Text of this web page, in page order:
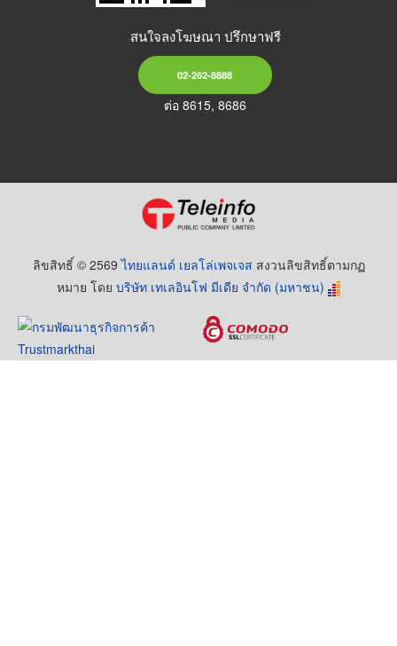
สนใจลงโฆษณา ปรึกษาฟรี
02-262-8888
ต่อ 8615, 8686
ลิขสิทธิ์ © 2569ไทยแลนด์ เยลโล่เพจเจส สงวนลิขสิทธิ์ตามกฏ
หมาย โดย บริษัท เทเลอินโฟ มีเดีย จำกัด (มหาชน)